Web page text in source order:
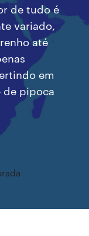
de tudo é
variado,
até
em
de pipoca